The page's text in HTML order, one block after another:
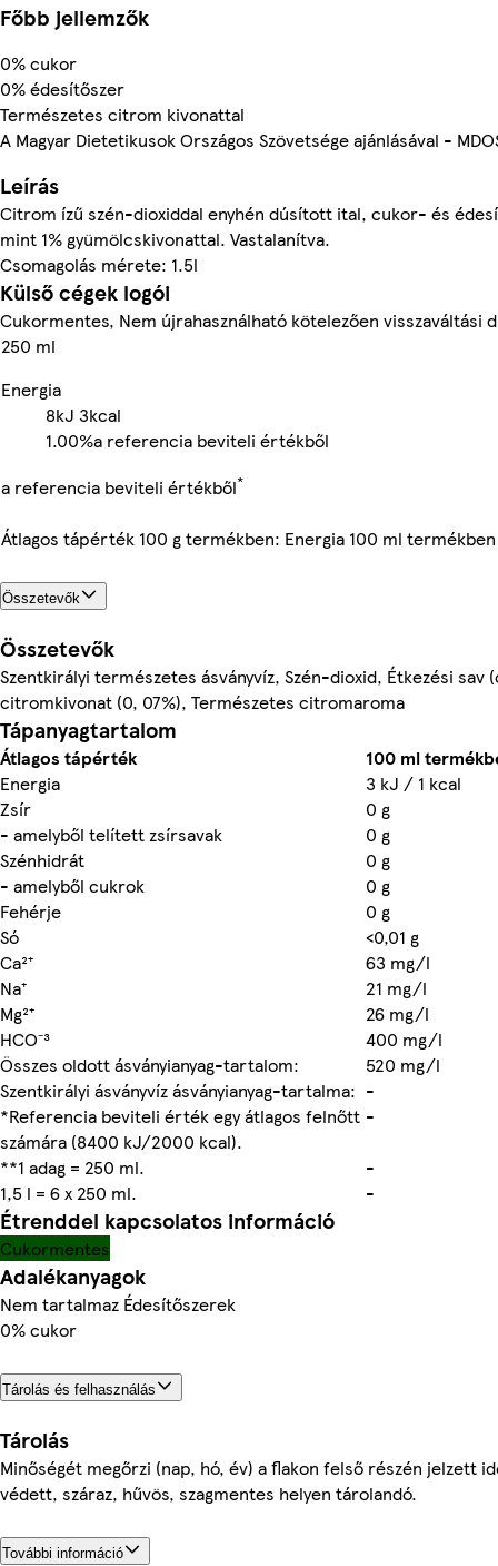
Főbb jellemzők
0% cukor
0% édesítőszer
Természetes citrom kivonattal
A Magyar Dietetikusok Országos Szövetsége ajánlásával -
Leírás
Citrom ízű szén-dioxiddal enyhén dúsított ital, cukor- és
mint 1% gyümölcskivonattal. Vastalanítva.
Csomagolás mérete: 1.5l
Külső cégek logói
Cukormentes, Nem újrahasználható kötelezően visszaváltási
250 ml
Energia
8kJ 3kcal
1.00%a referencia beviteli értékből
a referencia beviteli értékből*
Átlagos tápérték 100 g termékben: Energia 100 ml termékben
Összetevők
Összetevők
Szentkirályi természetes ásványvíz, Szén-dioxid, Étkezési
citromkivonat (0, 07%), Természetes citromaroma
Tápanyagtartalom
Átlagos tápérték
100 ml
Energia
3 kJ / 1 kcal
Zsír
0 g
- amelyből telített zsírsavak
0 g
Szénhidrát
0 g
- amelyből cukrok
0 g
Fehérje
0 g
Só
<0,01 g
Ca²⁺
63 mg/l
Na⁺
21 mg/l
Mg²⁺
26 mg/l
HCO⁻³
400 mg/l
Összes oldott ásványianyag-tartalom:
520 mg/l
Szentkirályi ásványvíz ásványianyag-tartalma: -
*Referencia beviteli érték egy átlagos felnőtt
számára (8400 kJ/2000 kcal).
-
**1 adag = 250 ml.
-
1,5 l = 6 x 250 ml.
-
Étrenddel kapcsolatos információ
Cukormentes
Adalékanyagok
Nem tartalmaz Édesítőszerek
0% cukor
Tárolás és felhasználás
Tárolás
Minőségét megőrzi (nap, hó, év) a flakon felső részén jelzett
védett, száraz, hűvös, szagmentes helyen tárolandó.
További információ